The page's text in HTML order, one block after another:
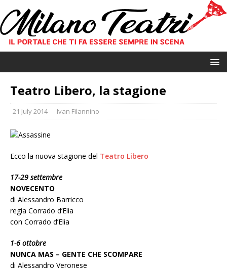
Teatro Libero, la stagione
21 July 2014 Ivan Filannino
Ecco la nuova stagione del Teatro Libero
17-29 settembre
NOVECENTO
di Alessandro Barricco
regia Corrado d’Elia
con Corrado d’Elia
1-6 ottobre
NUNCA MAS – GENTE CHE SCOMPARE
di Alessandro Veronese